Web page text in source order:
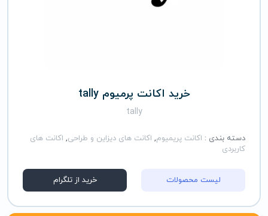
خرید اکانت پرمیوم tally
tally
دسته بندی : اکانت پریمیوم, اکانت های دیزاین و طراحی, اکانت های
کاربردی
لیست محصولات خرید از تلگرام